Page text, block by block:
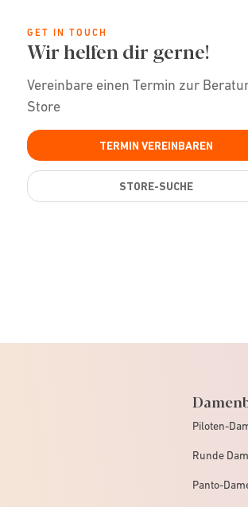
GET IN TOUCH
Wir helfen dir gerne!
Vereinbare einen Termin zur
Store
TERMIN VEREINBAREN
STORE-SUCHE
Piloten-
Runde
Panto-